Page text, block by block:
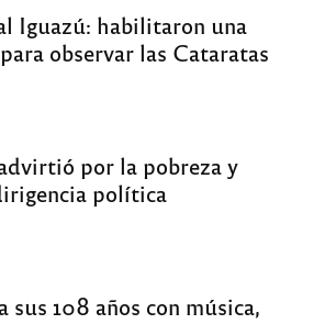
Iguazú: habilitaron una
observar las Cataratas
por la pobreza y
política
108 años con música,